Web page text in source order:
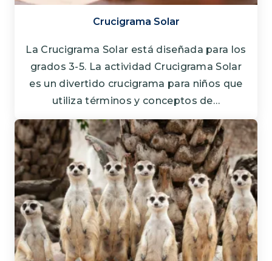
Crucigrama Solar
La Crucigrama Solar está diseñada para los
grados 3-5. La actividad Crucigrama Solar
es un divertido crucigrama para niños que
utiliza términos y conceptos de…